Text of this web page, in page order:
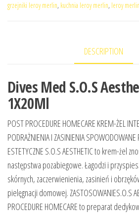
grzejniki leroy merlin, kuchnia leroy merlin, leroy
DESCRIPTION
Dives Med S.O.S
1X20Ml
POST PROCEDURE HOMECARE KREM-ŻEL
PODRAŻNIENIA I ZASINIENIA SPOWODOWANE
ESTETYCZNE S.O.S AESTHETIC to krem-żel
następstwa pozabiegowe. Łagodzi i
skórnych, zaczerwienienia, zasinień i
pielęgnacji domowej. ZASTOSOWANIES.O.S
PROCEDURE HOMECARE to preparat